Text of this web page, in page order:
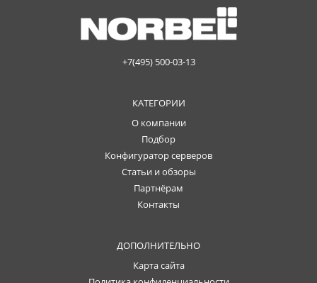
+7(495) 500-03-13
КАТЕГОРИИ
О компании
Подбор
Конфигуратор серверов
Статьи и обзоры
Партнёрам
Контакты
ДОПОЛНИТЕЛЬНО
Карта сайта